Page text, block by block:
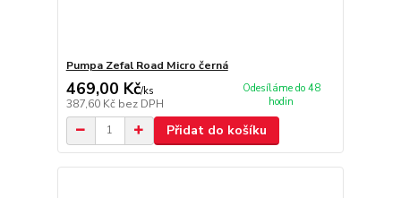
Pumpa Zefal Road Micro černá
469,00 Kč/ks
387,60 Kč bez DPH
Odesíláme do 48
hodin
Přidat do košíku